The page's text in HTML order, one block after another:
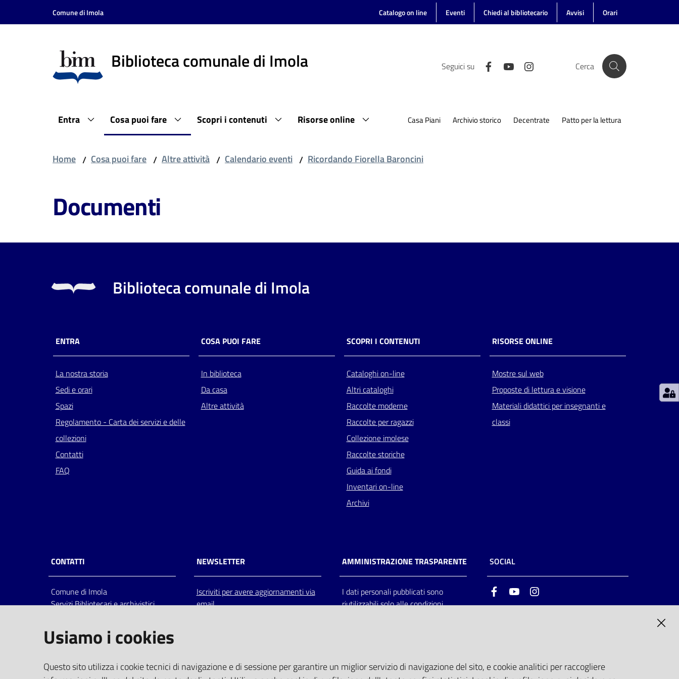
Vai al contenuto
Vai alla navigazione
Comune di Imola Catalogo on line Eventi Chiedi al bibliotecario Avvisi Orari
Biblioteca comunale di Imola Seguici su Cerca
Entra Cosa puoi fare Scopri i contenuti Risorse online Casa Piani Archivio storico Decentrate Patto per la lettura
Home / Cosa puoi fare / Altre attività / Calendario eventi / Ricordando Fiorella Baroncini
Documenti
Biblioteca comunale di Imola
ENTRA
La nostra storia
Sedi e orari
Spazi
Regolamento - Carta dei servizi e delle
collezioni
Contatti
FAQ
COSA PUOI FARE
In biblioteca
Da casa
Altre attività
SCOPRI I CONTENUTI
Cataloghi on-line
Altri cataloghi
Raccolte moderne
Raccolte per ragazzi
Collezione imolese
Raccolte storiche
Guida ai fondi
Inventari on-line
Archivi
RISORSE ONLINE
Mostre sul web
Proposte di lettura e visione
Materiali didattici per insegnanti e
classi
CONTATTI
Comune di Imola
Servizi Bibliotecari e archivistici
Italia
centralino: tel 0542.6026.36 fax
bim@comune.imola.bo.it
PEC
NEWSLETTER
Iscriviti per avere aggiornamenti via
email
AMMINISTRAZIONE TRASPARENTE
I dati personali pubblicati sono
riutilizzabili solo alle condizioni
SOCIAL
FacebookYoutube
Usiamo i cookies
Questo sito utilizza i cookie tecnici di navigazione e di sessione per garantire un miglior servizio di navigazione del sito, e cookie analitici per raccogliere